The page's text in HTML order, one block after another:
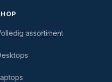
assortiment